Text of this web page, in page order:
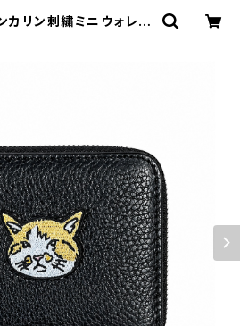
カリン刺繍ミニウォレッ